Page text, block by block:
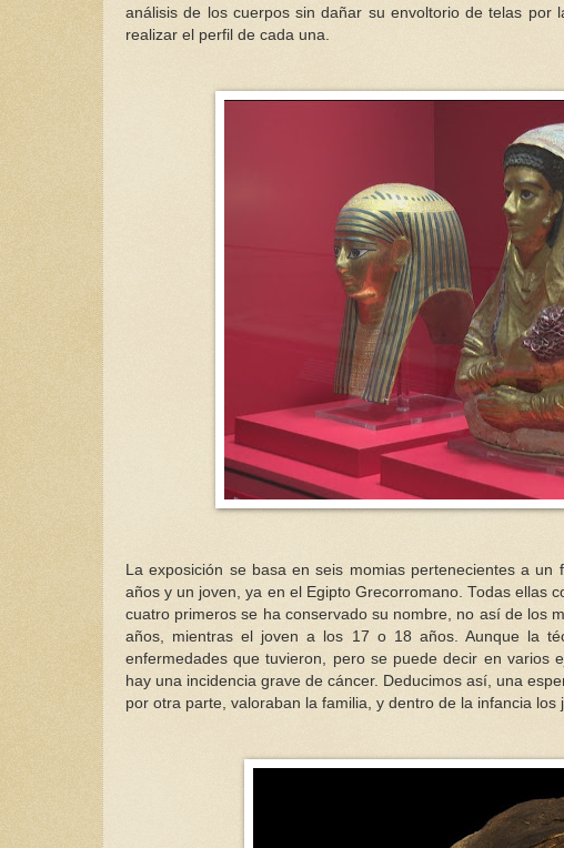
análisis de los cuerpos sin dañar su envoltorio de telas por
realizar el perfil de cada una.
La exposición se basa en seis momias pertenecientes a
años y un joven, ya en el Egipto Grecorromano. Todas ellas
cuatro primeros se ha conservado su nombre, no así de los
años, mientras el joven a los 17 o 18 años. Aunque la
enfermedades que tuvieron, pero se puede decir en varios
hay una incidencia grave de cáncer. Deducimos así, una
por otra parte, valoraban la familia, y dentro de la infancia